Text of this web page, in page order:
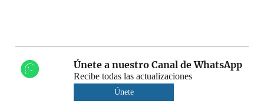
Únete a nuestro Canal de WhatsApp
Recibe todas las actualizaciones
Únete